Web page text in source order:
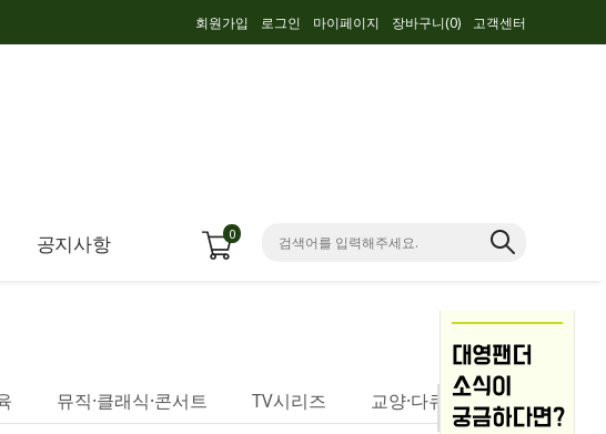
회원가입 로그인 마이페이지 장바구니(0) 고객센터
공지사항 0
뮤직·클래식·콘서트 TV시리즈
교양·다큐멘터리